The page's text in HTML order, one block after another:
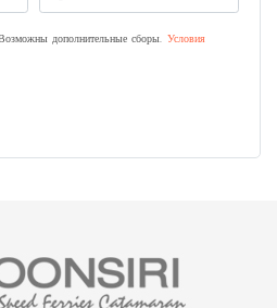
дополнительные сборы. Условия